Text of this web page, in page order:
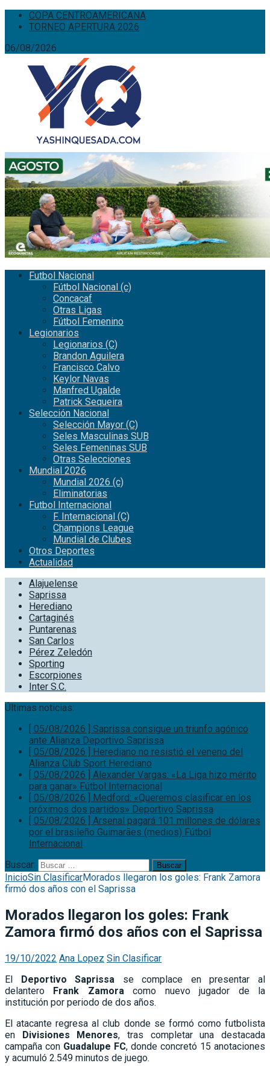
COPA CENTROAMERICANA
TORNEO APERTURA 2026
06/08/2026
Futbol Nacional
Fútbol Nacional (c)
Concacaf
Otras Ligas
Fútbol Femenino
Legionarios
Legionarios (C)
Brandon Aguilera
Francisco Calvo
Keylor Navas
Manfred Ugalde
Patrick Sequeira
Selección Nacional
Selección Mayor (C)
Seles Masculinas SUB
Seles Femeninas SUB
Otras Selecciones
Mundial 2026
Mundial 2026 (c)
Eliminatorias
Futbol Internacional
F. Internacional (C)
Champions League
Mundial de Clubes
Otros Deportes
Actualidad
Alajuelense
Saprissa
Herediano
Cartaginés
Puntarenas
San Carlos
Pérez Zeledón
Sporting
Escorpiones
Inter S.C.
Últimas noticias:
[ 05/08/2026 ] Saprissa consigue un triunfo agónico
ante Alianza Deportivo Saprissa
[ 05/08/2026 ] Herediano no resistió el veneno del
Alianza Club Sport Herediano
[ 05/08/2026 ] Alexander Vargas: «La Liga hizo mérito
para ganar» Fútbol Internacional
[ 05/08/2026 ] Medford: «Queremos clasificar en los
próximos dos partidos» Deportivo Saprissa
[ 05/08/2026 ] Arsenal pagará 101 millones de dólares
por el brasileño Guimarães (medios) Fútbol
Internacional
Buscar:
InicioSin ClasificarMorados llegaron los goles: Frank Zamora
firmó dos años con el Saprissa
Morados llegaron los goles: Frank
Zamora firmó dos años con el Saprissa
19/10/2022 Ana Lopez Sin Clasificar
El Deportivo Saprissa se complace en presentar al
delantero Frank Zamoracomo nuevo jugador de la
institución por periodo de dos años.
El atacante regresa al club donde se formó como futbolista
en Divisiones Menores, tras completar una destacada
campaña con Guadalupe FC, donde concretó 15 anotaciones
y acumuló 2.549 minutos de juego.